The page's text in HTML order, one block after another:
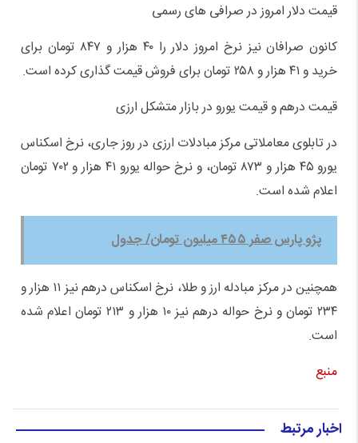
قیمت دلار امروز در صرافی های رسمی
کانون صرافان نیز نرخ امروز دلار را ۴۰ هزار و ۸۴۷ تومان برای
خرید و ۴۱ هزار و ۲۵۸ تومان برای فروش قیمت گذاری کرده است.
قیمت درهم و قیمت یورو در بازار متشکل ارزی
در تابلوی معاملاتی مرکز مبادلات ارزی در روز جاری، نرخ اسکناس
یورو ۴۵ هزار و ۸۷۳ تومان، و نرخ حواله یورو ۴۱ هزار و ۷۰۲ تومان
اعلام شده است.
پژو پارس صفر ۴۵۵ میلیون تومان/ جدول
همچنین در مرکز مبادله ارز و طلا، نرخ اسکناس درهم نیز ۱۱ هزار و
۲۳۴ تومان و نرخ حواله درهم نیز ۱۰ هزار و ۲۱۳ تومان اعلام شده
است.
منبع
اخبار مرتبط